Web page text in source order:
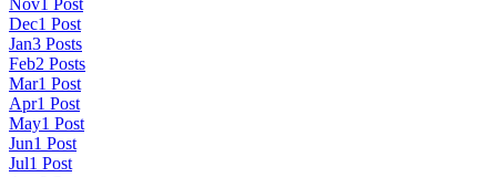
Nov1 Post
Dec1 Post
Jan3 Posts
Feb2 Posts
Mar1 Post
Apr1 Post
May1 Post
Jun1 Post
Jul1 Post